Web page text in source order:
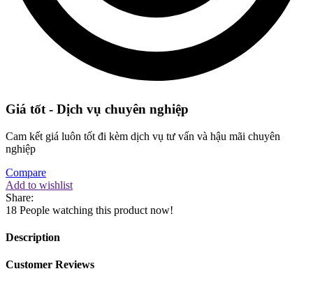
Giá tốt - Dịch vụ chuyên nghiệp
Cam kết giá luôn tốt đi kèm dịch vụ tư vấn và hậu mãi chuyên
nghiệp
Compare
Add to wishlist
Share:
18 People watching this product now!
Description
Customer Reviews